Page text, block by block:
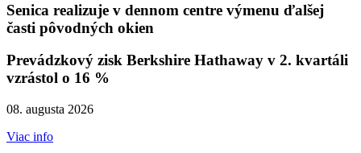
Senica realizuje v dennom centre výmenu ďalšej
časti pôvodných okien
Prevádzkový zisk Berkshire Hathaway v 2. kvartáli
vzrástol o 16 %
08. augusta 2026
Viac info